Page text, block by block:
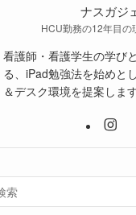
ナスガジ
HCU勤務の12年目の
看護師・看護学生の学び
る、iPad勉強法を始めと
＆デスク環境を提案します